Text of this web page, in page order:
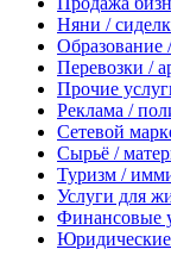
Няни /
Образование
Перевозки /
Прочие
Реклама /
Сетевой
Сырьё /
Туризм /
Услуги для
Финансовые
Юридические